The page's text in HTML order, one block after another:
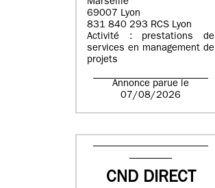
Marseille
69007 Lyon
831 840 293 RCS Lyon
Activité : prestations de
services en management de
projets
Annonce parue le
07/08/2026
CND DIRECT